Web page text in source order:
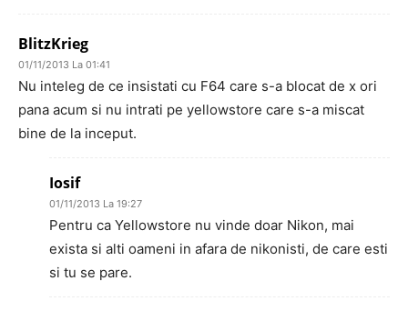
BlitzKrieg
01/11/2013 La 01:41
Nu inteleg de ce insistati cu F64 care s-a blocat de x ori
pana acum si nu intrati pe yellowstore care s-a miscat
bine de la inceput.
Iosif
01/11/2013 La 19:27
Pentru ca Yellowstore nu vinde doar Nikon, mai
exista si alti oameni in afara de nikonisti, de care esti
si tu se pare.